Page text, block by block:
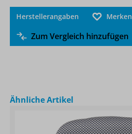
Herstellerangaben Merken
Zum Vergleich hinzufügen
Produktgalerie überspringen
Ähnliche Artikel